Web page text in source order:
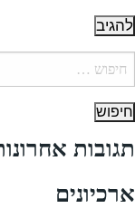
תגובות
ארכיונים